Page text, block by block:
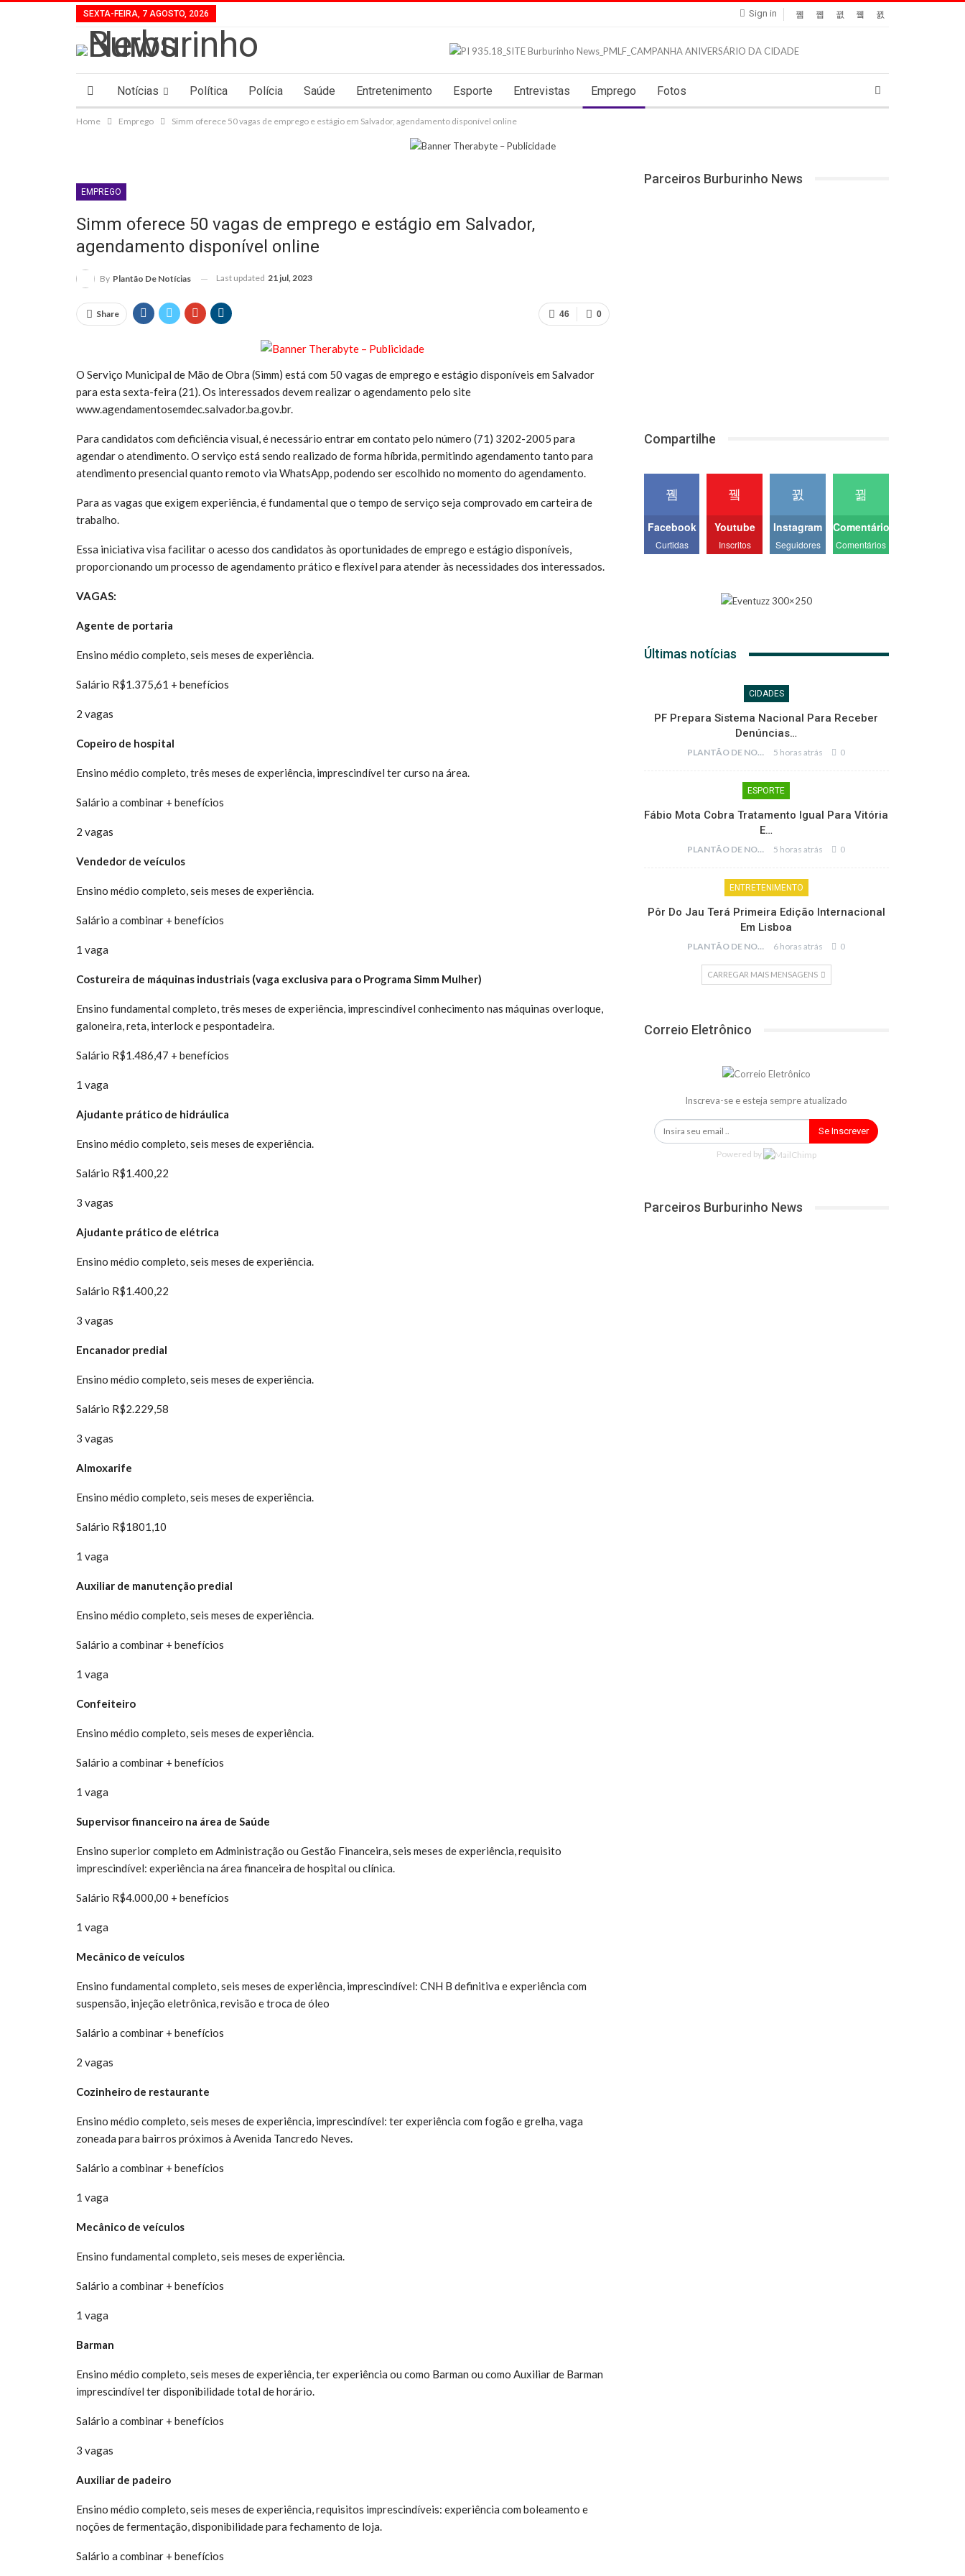
Sign in
SEXTA-FEIRA, 7 AGOSTO, 2026
Notícias Política Polícia Saúde Entretenimento Esporte Entrevistas Emprego Fotos
Home Emprego Simm oferece 50 vagas de emprego e estágio em Salvador, agendamento disponível online
EMPREGO
Simm oferece 50 vagas de emprego e estágio em Salvador,
agendamento disponível online
By Plantão De Notícias Last updated 21 jul, 2023
0
46
Share
O Serviço Municipal de Mão de Obra (Simm) está com 50 vagas de emprego e estágio disponíveis em Salvador
para esta sexta-feira (21). Os interessados devem realizar o agendamento pelo site
www.agendamentosemdec.salvador.ba.gov.br.
Para candidatos com deficiência visual, é necessário entrar em contato pelo número (71) 3202-2005 para
agendar o atendimento. O serviço está sendo realizado de forma híbrida, permitindo agendamento tanto para
atendimento presencial quanto remoto via WhatsApp, podendo ser escolhido no momento do agendamento.
Para as vagas que exigem experiência, é fundamental que o tempo de serviço seja comprovado em carteira de
trabalho.
Essa iniciativa visa facilitar o acesso dos candidatos às oportunidades de emprego e estágio disponíveis,
proporcionando um processo de agendamento prático e flexível para atender às necessidades dos interessados.
VAGAS:
Agente de portaria
Ensino médio completo, seis meses de experiência.
Salário R$1.375,61 + benefícios
2 vagas
Copeiro de hospital
Ensino médio completo, três meses de experiência, imprescindível ter curso na área.
Salário a combinar + benefícios
2 vagas
Vendedor de veículos
Ensino médio completo, seis meses de experiência.
Salário a combinar + benefícios
1 vaga
Costureira de máquinas industriais (vaga exclusiva para o Programa Simm Mulher)
Ensino fundamental completo, três meses de experiência, imprescindível conhecimento nas máquinas overloque,
galoneira, reta, interlock e pespontadeira.
Salário R$1.486,47 + benefícios
1 vaga
Ajudante prático de hidráulica
Ensino médio completo, seis meses de experiência.
Salário R$1.400,22
3 vagas
Ajudante prático de elétrica
Ensino médio completo, seis meses de experiência.
Salário R$1.400,22
3 vagas
Encanador predial
Ensino médio completo, seis meses de experiência.
Salário R$2.229,58
3 vagas
Almoxarife
Ensino médio completo, seis meses de experiência.
Salário R$1801,10
1 vaga
Auxiliar de manutenção predial
Ensino médio completo, seis meses de experiência.
Salário a combinar + benefícios
1 vaga
Confeiteiro
Ensino médio completo, seis meses de experiência.
Salário a combinar + benefícios
1 vaga
Supervisor financeiro na área de Saúde
Ensino superior completo em Administração ou Gestão Financeira, seis meses de experiência, requisito
imprescindível: experiência na área financeira de hospital ou clínica.
Salário R$4.000,00 + benefícios
1 vaga
Mecânico de veículos
Ensino fundamental completo, seis meses de experiência, imprescindível: CNH B definitiva e experiência com
suspensão, injeção eletrônica, revisão e troca de óleo
Salário a combinar + benefícios
2 vagas
Cozinheiro de restaurante
Ensino médio completo, seis meses de experiência, imprescindível: ter experiência com fogão e grelha, vaga
zoneada para bairros próximos à Avenida Tancredo Neves.
Salário a combinar + benefícios
1 vaga
Mecânico de veículos
Ensino fundamental completo, seis meses de experiência.
Salário a combinar + benefícios
1 vaga
Barman
Ensino médio completo, seis meses de experiência, ter experiência ou como Barman ou como Auxiliar de Barman
imprescindível ter disponibilidade total de horário.
Salário a combinar + benefícios
3 vagas
Auxiliar de padeiro
Ensino médio completo, seis meses de experiência, requisitos imprescindíveis: experiência com boleamento e
noções de fermentação, disponibilidade para fechamento de loja.
Salário a combinar + benefícios
Parceiros Burburinho News
Compartilhe
Facebook
Curtidas
Youtube
Inscritos
Instagram
Seguidores
Comentários
Comentários
Últimas notícias
CIDADES
PF Prepara Sistema Nacional Para Receber
Denúncias…
PLANTÃO DE NOTÍCIAS 5 horas atrás 0
ESPORTE
Fábio Mota Cobra Tratamento Igual Para Vitória
E…
PLANTÃO DE NOTÍCIAS 5 horas atrás 0
ENTRETENIMENTO
Pôr Do Jau Terá Primeira Edição Internacional
Em Lisboa
PLANTÃO DE NOTÍCIAS 6 horas atrás 0
CARREGAR MAIS MENSAGENS
Correio Eletrônico
Inscreva-se e esteja sempre atualizado
Se Inscrever
Powered by
Parceiros Burburinho News